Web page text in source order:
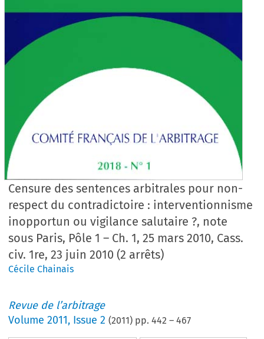
Censure des sentences arbitrales pour non-
respect du contradictoire : interventionnisme
inopportun ou vigilance salutaire ?, note
sous Paris, Pôle 1 – Ch. 1, 25 mars 2010, Cass.
civ. 1re, 23 juin 2010 (2 arrêts)
Cécile Chainais
Revue de l’arbitrage
Volume2011, Issue 2 (2011) pp.442 –467